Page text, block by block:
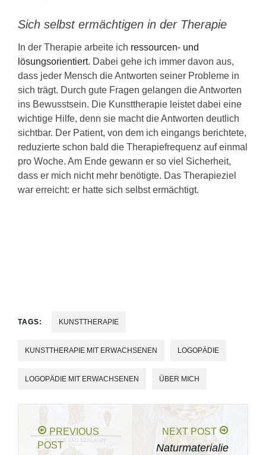
Sich selbst ermächtigen in der Therapie
In der Therapie arbeite ich ressourcen- und
lösungsorientiert. Dabei gehe ich immer davon aus,
dass jeder Mensch die Antworten seiner Probleme in
sich trägt. Durch gute Fragen gelangen die Antworten
ins Bewusstsein. Die Kunsttherapie leistet dabei eine
wichtige Hilfe, denn sie macht die Antworten deutlich
sichtbar. Der Patient, von dem ich eingangs berichtete,
reduzierte schon bald die Therapiefrequenz auf einmal
pro Woche. Am Ende gewann er so viel Sicherheit,
dass er mich nicht mehr benötigte. Das Therapieziel
war erreicht: er hatte sich selbst ermächtigt.
TAGS: KUNSTTHERAPIE
KUNSTTHERAPIE MIT ERWACHSENEN LOGOPÄDIE
LOGOPÄDIE MIT ERWACHSENEN ÜBER MICH
PREVIOUS
POST
NEXT POST
Naturmaterialie